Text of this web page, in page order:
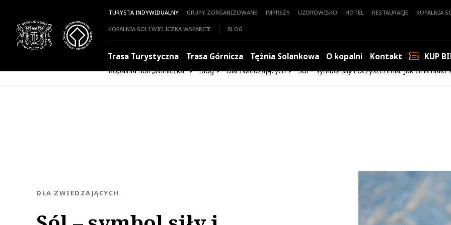
TURYSTA INDYWIDUALNY GRUPY ZORGANIZOWANE IMPREZY UZDROWISKO HOTEL RESTAURACJE
KOPALNIA
KOPALNIA SOLI WIELICZKA WSPARCIE
BLOG
Trasa Turystyczna Trasa Górnicza Tężnia Solankowa O kopalni Kontakt KUP
Kopalnia Soli „Wieliczka” Blog Dla zwiedzających Sól – symbol siły i oczyszczenia. Jak
KATEGORIA:
DLA ZWIEDZAJĄCYCH